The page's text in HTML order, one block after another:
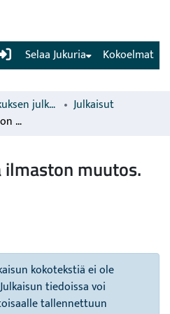
(current) Kokoelmat
Selaa Jukuria
Luonnonvarakeskuksen julkaisut
Julkaisut
Soiden hiilitase ja ilmaston muutos.
ilmaston muutos.
kokotekstiä ei ole
tiedoissa voi
tallennettuun